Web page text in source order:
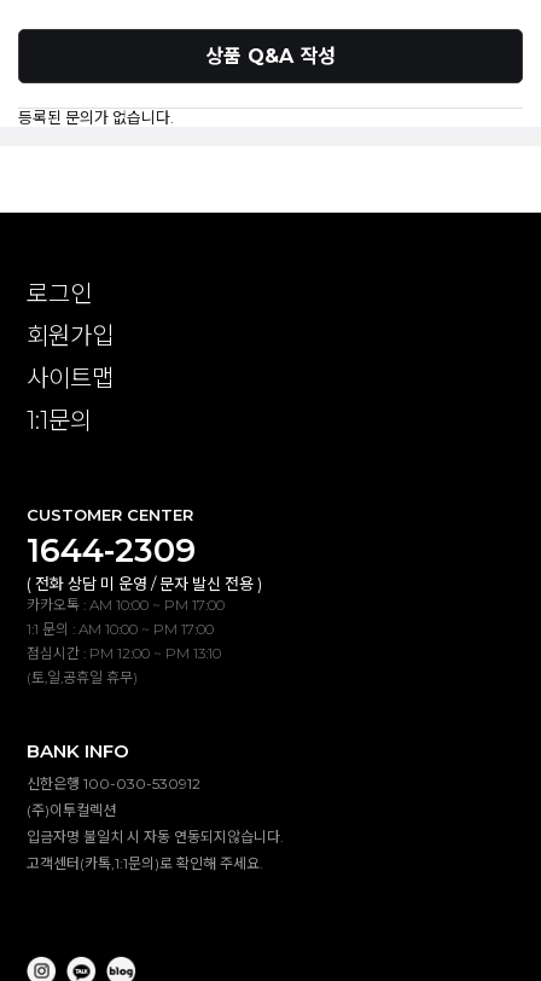
상품 Q&A 작성
등록된 문의가 없습니다.
로그인
회원가입
사이트맵
1:1문의
CUSTOMER CENTER
1644-2309
( 전화 상담 미 운영 / 문자 발신 전용 )
카카오톡 : AM 10:00 ~ PM 17:00
1:1 문의 : AM 10:00 ~ PM 17:00
점심시간 : PM 12:00 ~ PM 13:10
(토,일,공휴일 휴무)
BANK INFO
신한은행 100-030-530912
(주)이투컬렉션
입금자명 불일치 시 자동 연동되지않습니다.
고객센터(카톡,1:1문의)로 확인해 주세요.